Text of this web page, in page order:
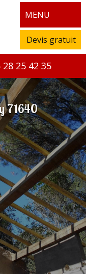
MENU
Devis gratuit
28 25 42 35
71640